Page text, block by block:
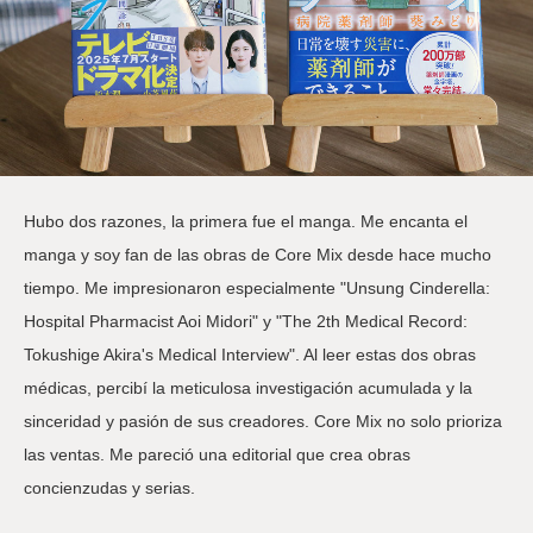
Hubo dos razones, la primera fue el manga. Me encanta el
manga y soy fan de las obras de Core Mix desde hace mucho
tiempo. Me impresionaron especialmente "Unsung Cinderella:
Hospital Pharmacist Aoi Midori" y "The 2th Medical Record:
Tokushige Akira's Medical Interview". Al leer estas dos obras
médicas, percibí la meticulosa investigación acumulada y la
sinceridad y pasión de sus creadores. Core Mix no solo prioriza
las ventas. Me pareció una editorial que crea obras
concienzudas y serias.